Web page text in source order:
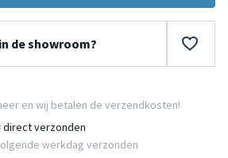
de showroom?
en wij betalen de verzendkosten!
direct verzonden
werkdag verzonden